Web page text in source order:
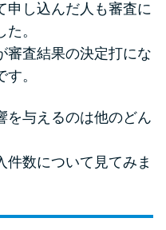
申し込んだ人も審査に
。
審査結果の決定打にな
。
を与えるのは他のどん
件数について見てみま